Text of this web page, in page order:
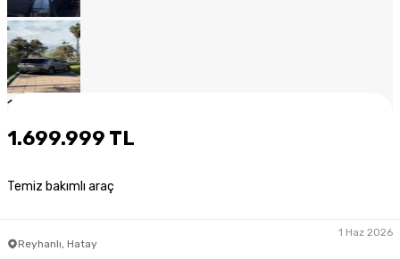
1
1.699.999 TL
Temiz bakımlı araç
Reyhanlı, Hatay
1 Haz 2026